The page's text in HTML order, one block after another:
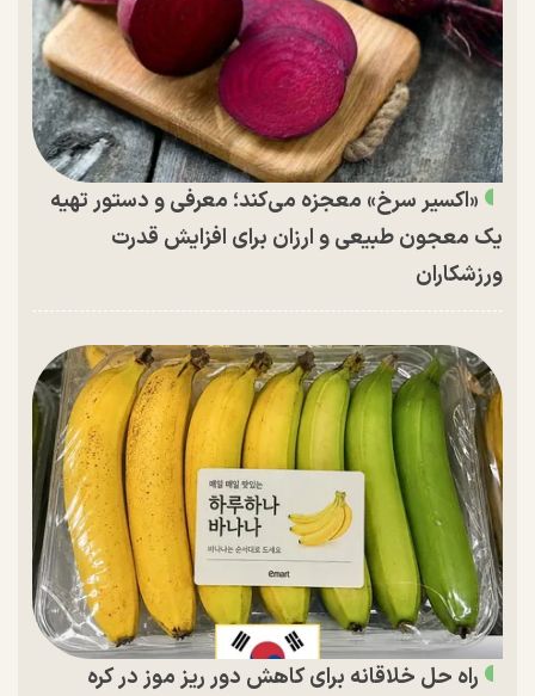
«اکسیر سرخ» معجزه می‌کند؛ معرفی و دستور تهیه
یک معجون طبیعی و ارزان برای افزایش قدرت
ورزشکاران
راه حل خلاقانه برای کاهش دور ریز موز در کره